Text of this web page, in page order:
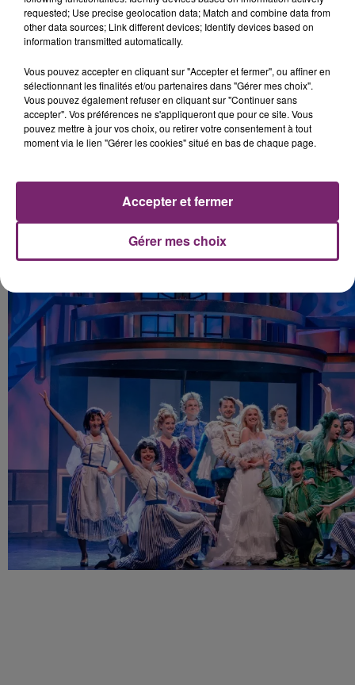
BILLETS
Billets standard : 40 € (incluant l'accès à Winter
Magic à Plopsaland La Panne)
Résidents De Panne, Veurne, Koksijde : 30 €
Billets Abonnés Plopsa : 25 €
www.proximustheater.be/nl/musical-cendrillon
requested; Use precise geolocation data; Match and combine data from
other data sources; Link different devices; Identify devices based on
information transmitted automatically.
Vous pouvez accepter en cliquant sur "Accepter et fermer", ou affiner en
sélectionnant les finalités et/ou partenaires dans "Gérer mes choix".
Vous pouvez également refuser en cliquant sur "Continuer sans
accepter". Vos préférences ne s'appliqueront que pour ce site. Vous
pouvez mettre à jour vos choix, ou retirer votre consentement à tout
moment via le lien "Gérer les cookies" situé en bas de chaque page.
Gérer mes choix
Accepter et fermer